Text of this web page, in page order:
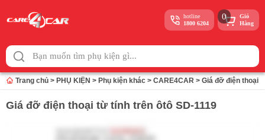
to
content
hotline
1800 6204
0
Giỏ
Hàng
Trang chủ > PHỤ KIỆN > Phụ kiện khác > CARE4CAR > Giá đỡ điện thoại
Giá đỡ điện thoại từ tính trên ôtô SD-1119